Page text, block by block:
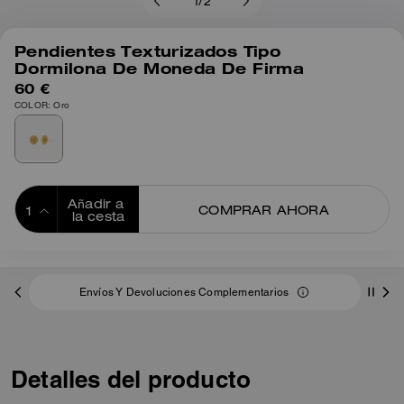
/2
Pendientes Texturizados Tipo
Dormilona De Moneda De Firma
60 €
COLOR: Oro
Añadir a
la cesta
COMPRAR AHORA
Envíos Y Devoluciones Complementarios
Detalles del producto